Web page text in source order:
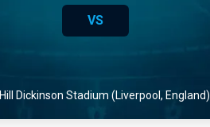
VS
Hill Dickinson Stadium (Liverpool, England)